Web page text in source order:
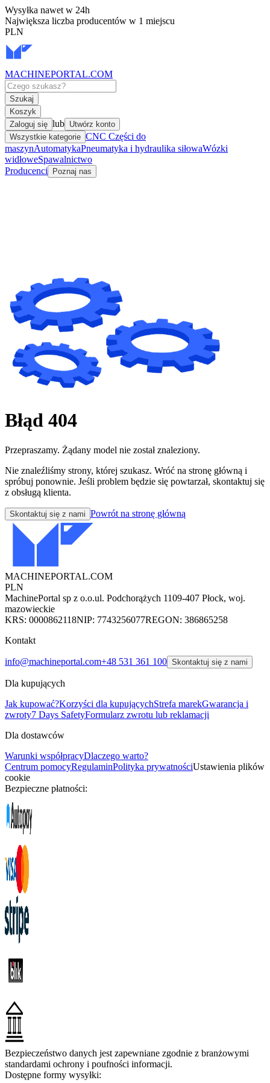
Wysyłka nawet w 24h
Największa liczba producentów w 1 miejscu
PLN
MACHINEPORTAL.COM
Szukaj
Koszyk
Zaloguj się lub Utwórz konto
Wszystkie kategorie CNC Części do
maszynAutomatykaPneumatyka i hydraulika siłowaWózki
widłoweSpawalnictwo
Producenci
Poznaj nas
Błąd 404
Przepraszamy. Żądany model nie został znaleziony.
Nie znaleźliśmy strony, której szukasz. Wróć na stronę główną i
spróbuj ponownie. Jeśli problem będzie się powtarzał, skontaktuj się
z obsługą klienta.
Skontaktuj się z nami Powrót na stronę główną
MACHINEPORTAL.COM
PLN
MachinePortal sp z o.o.ul. Podchorążych 1109-407 Płock, woj.
mazowieckie
KRS: 0000862118NIP: 7743256077REGON: 386865258
Kontakt
info@machineportal.com+48 531 361 100 Skontaktuj się z nami
Dla kupujących
Jak kupować?Korzyści dla kupującychStrefa marekGwarancja i
zwroty7 Days SafetyFormularz zwrotu lub reklamacji
Dla dostawców
Warunki współpracyDlaczego warto?
Centrum pomocyRegulaminPolityka prywatnościUstawienia plików
cookie
Bezpieczne płatności:
Bezpieczeństwo danych jest zapewniane zgodnie z branżowymi
standardami ochrony i poufności informacji.
Dostępne formy wysyłki: